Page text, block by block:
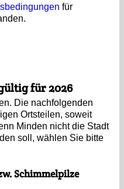
für
für 2026
Die nachfolgenden
Ortsteilen, soweit
Minden nicht die Stadt
soll, wählen Sie bitte
Schimmelpilze